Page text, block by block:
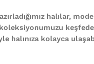
halılar,
halınıza kolayca